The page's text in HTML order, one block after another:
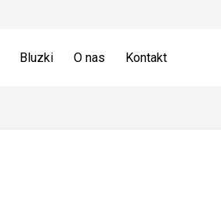
Bluzki O nas Kontakt